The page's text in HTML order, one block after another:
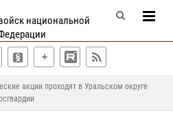
национальной
акции проходят в Уральском округе